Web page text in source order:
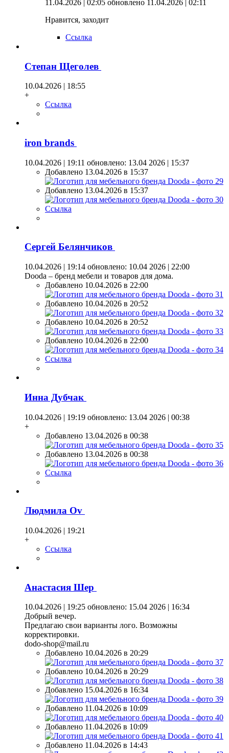
11.04.2026 | 02:05 обновлено 11.04.2026 | 02:11
Нравится, заходит
Ссылка
Степан Щеголев
10.04.2026 | 18:55
+
Ссылка
iron brands
10.04.2026 | 19:11 обновлено: 13.04 2026 | 15:37
Добавлено 13.04.2026 в 15:37
Добавлено 13.04.2026 в 15:37
Ссылка
Сергей Белянчиков
10.04.2026 | 19:14 обновлено: 10.04 2026 | 22:00
Dooda – бренд мебели и товаров для дома.
Добавлено 10.04.2026 в 22:00
Добавлено 10.04.2026 в 20:52
Добавлено 10.04.2026 в 20:52
Добавлено 10.04.2026 в 22:00
Ссылка
Инна Дубчак
10.04.2026 | 19:19 обновлено: 13.04 2026 | 00:38
+
Добавлено 13.04.2026 в 00:38
Добавлено 13.04.2026 в 00:38
Ссылка
Людмила Оv
10.04.2026 | 19:21
+
Ссылка
Анастасия Шер
10.04.2026 | 19:25 обновлено: 15.04 2026 | 16:34
Добрый вечер.
Предлагаю свои варианты лого. Возможны
корректировки.
dodo-shop@mail.ru
Добавлено 10.04.2026 в 20:29
Добавлено 10.04.2026 в 20:29
Добавлено 15.04.2026 в 16:34
Добавлено 11.04.2026 в 10:09
Добавлено 11.04.2026 в 10:09
Добавлено 11.04.2026 в 14:43